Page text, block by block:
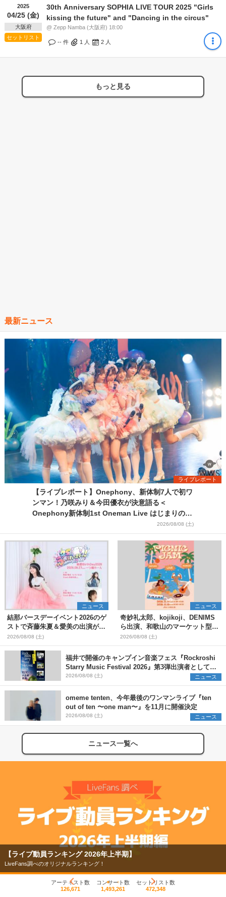
2025
04/25 (金)
大阪府
セットリスト
30th Anniversary SOPHIA LIVE TOUR 2025 "Girls
kissing the future" and "Dancing in the circus"
@ Zepp Namba (大阪府) 18:00
-- 件 1 人 2 人
もっと見る
最新ニュース
ライブレポート
【ライブレポート】Onephony、新体制7人で初ワ
ンマン！乃咲みり＆今田優衣が決意語る＜
Onephony新体制1st Oneman Live はじまりの夏
2026/08/08 (土)
ニュース
結那バースデーイベント2026のゲ
ストで斉藤朱夏＆愛美の出演が決
定
2026/08/08 (土)
ニュース
奇妙礼太郎、kojikoji、DENIMS
ら出演、和歌山のマーケット型野
外イベント『PICNIC JAM
2026』早割チケット発売開始
2026/08/08 (土)
福井で開催のキャンプイン音楽フェス『Rockroshi
Starry Music Festival 2026』第3弾出演者として
SCOOBIE DO、かりゆし58、Reiを発表
2026/08/08 (土) ニュース
omeme tenten、今年最後のワンマンライブ『ten
out of ten 〜one man〜』を11月に開催決定
2026/08/08 (土) ニュース
ニュース一覧へ
【ライブ動員ランキング 2026年上半期】
LiveFans調べのオリジナルランキング！
アーティスト数
126,671
コンサート数
1,493,261
セットリスト数
472,348